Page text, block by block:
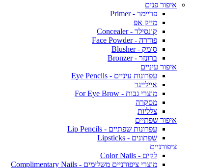
איפור פנים
פריימר - Primer
מייק אפ
קונסילר - Concealer
פודרה - Face Powder
סומק - Blusher
ברונזר - Bronzer
איפור עיניים
עפרונות עיניים - Eye Pencils
אייליינר
מוצרי גבות - For Eye Brow
מסקרה
צלליות
איפור שפתיים
עפרונות שפתיים - Lip Pencils
שפתונים - Lipsticks
ציפורניים
לקים - Color Nails
מוצרי ציפורניים משלימים - Complimentary Nails